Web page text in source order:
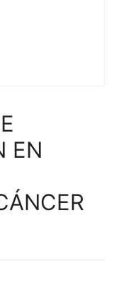
EN